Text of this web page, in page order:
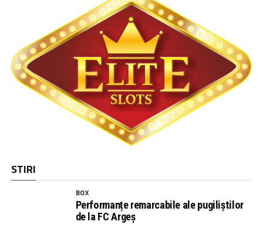
STIRI
BOX
Performanțe remarcabile ale pugiliștilor
de la FC Argeș